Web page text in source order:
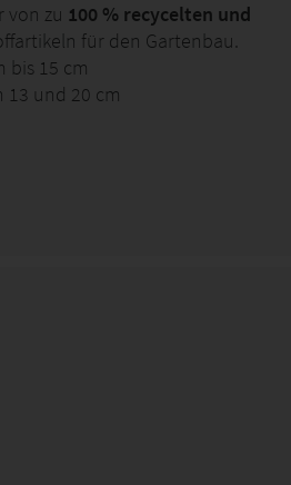
von zu 100 % recycelten und
für den Gartenbau.
bis 15 cm
13 und 20 cm
Trolleys: Regalstütze,